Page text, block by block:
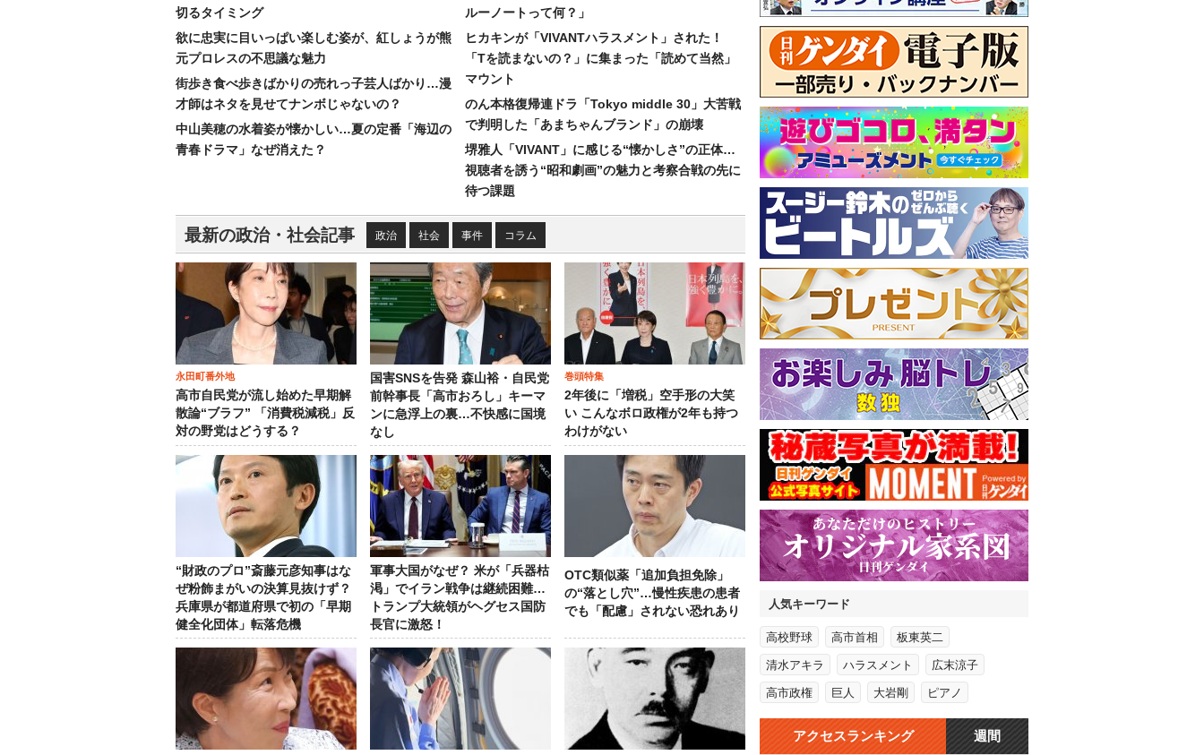
切るタイミング
欲に忠実に目いっぱい楽しむ姿が、紅しょうが熊
元プロレスの不思議な魅力
街歩き食べ歩きばかりの売れっ子芸人ばかり…漫
才師はネタを見せてナンボじゃないの？
中山美穂の水着姿が懐かしい…夏の定番「海辺の
青春ドラマ」なぜ消えた？
ルーノートって何？」
ヒカキンが「VIVANTハラスメント」された！
「Tを読まないの？」に集まった「読めて当然」
マウント
のん本格復帰連ドラ「Tokyo middle 30」大苦戦
で判明した「あまちゃんブランド」の崩壊
堺雅人「VIVANT」に感じる“懐かしさ”の正体…
視聴者を誘う“昭和劇画”の魅力と考察合戦の先に
待つ課題
最新の政治・社会記事 政治 社会 事件 コラム
永田町番外地
高市自民党が流し始めた早期解
散論“ブラフ” 「消費税減税」反
対の野党はどうする？
国害SNSを告発 森山裕・自民党
前幹事長「高市おろし」キーマ
ンに急浮上の裏…不快感に国境
なし
巻頭特集
2年後に「増税」空手形の大笑
い こんなボロ政権が2年も持つ
わけがない
“財政のプロ”斎藤元彦知事はな
ぜ粉飾まがいの決算見抜けず？
兵庫県が都道府県で初の「早期
健全化団体」転落危機
軍事大国がなぜ？ 米が「兵器枯
渇」でイラン戦争は継続困難…
トランプ大統領がヘグセス国防
長官に激怒！
OTC類似薬「追加負担免除」
の“落とし穴”…慢性疾患の患者
でも「配慮」されない恐れあり
人気キーワード
高校野球 高市首相 板東英二
清水アキラ ハラスメント 広末涼子
高市政権 巨人 大岩剛 ピアノ
アクセスランキング 週間